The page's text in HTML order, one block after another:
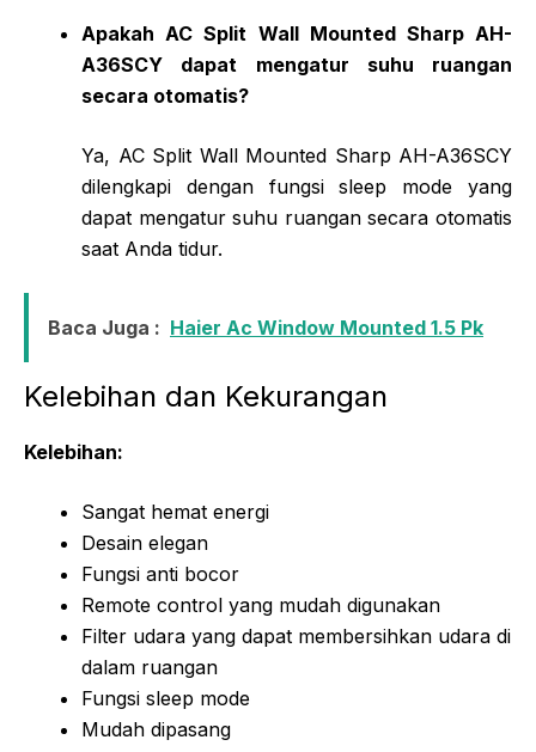
Apakah AC Split Wall Mounted Sharp AH-
A36SCY dapat mengatur suhu ruangan
secara otomatis?
Ya, AC Split Wall Mounted Sharp AH-A36SCY
dilengkapi dengan fungsi sleep mode yang
dapat mengatur suhu ruangan secara otomatis
saat Anda tidur.
Baca Juga : Haier Ac Window Mounted 1.5 Pk
Kelebihan dan Kekurangan
Kelebihan:
Sangat hemat energi
Desain elegan
Fungsi anti bocor
Remote control yang mudah digunakan
Filter udara yang dapat membersihkan udara di
dalam ruangan
Fungsi sleep mode
Mudah dipasang